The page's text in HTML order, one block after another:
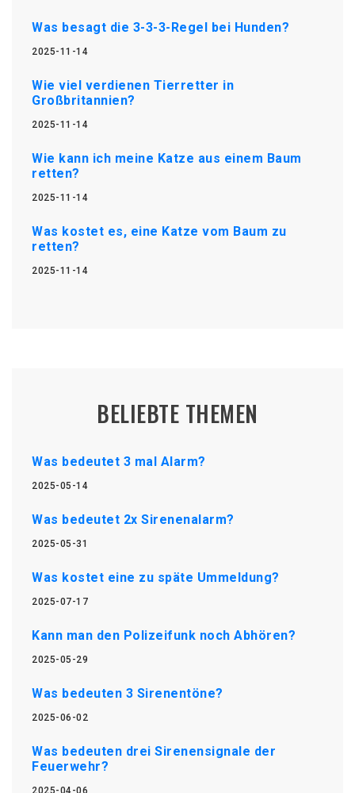
Was besagt die 3-3-3-Regel bei Hunden?
2025-11-14
Wie viel verdienen Tierretter in
Großbritannien?
2025-11-14
Wie kann ich meine Katze aus einem Baum
retten?
2025-11-14
Was kostet es, eine Katze vom Baum zu
retten?
2025-11-14
BELIEBTE THEMEN
Was bedeutet 3 mal Alarm?
2025-05-14
Was bedeutet 2x Sirenenalarm?
2025-05-31
Was kostet eine zu späte Ummeldung?
2025-07-17
Kann man den Polizeifunk noch Abhören?
2025-05-29
Was bedeuten 3 Sirenentöne?
2025-06-02
Was bedeuten drei Sirenensignale der
Feuerwehr?
2025-04-06